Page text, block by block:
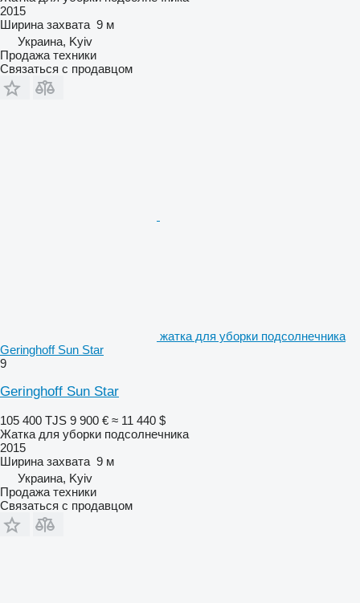
2015
Ширина захвата 9 м
Украина, Kyiv
Продажа техники
Связаться с продавцом
жатка для уборки подсолнечника
Geringhoff Sun Star
9
Geringhoff Sun Star
105 400 TJS 9 900 € ≈ 11 440 $
Жатка для уборки подсолнечника
2015
Ширина захвата 9 м
Украина, Kyiv
Продажа техники
Связаться с продавцом